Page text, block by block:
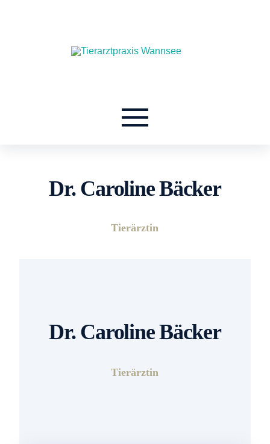
Dr. Caroline Bäcker
Tierärztin
Dr. Caroline Bäcker
Tierärztin